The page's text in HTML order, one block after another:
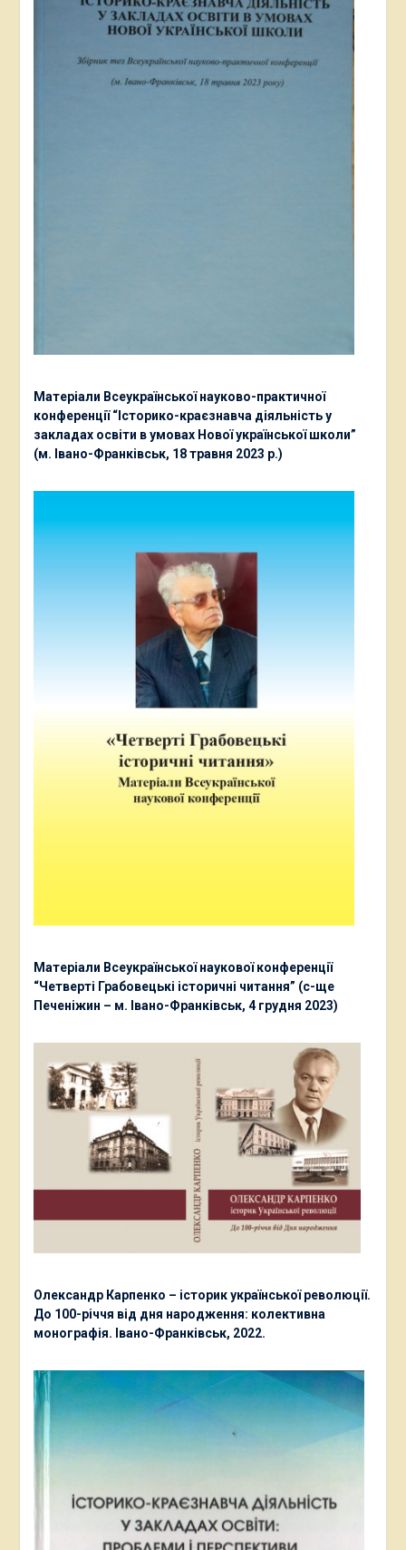
Матеріали Всеукраїнської науково-практичної
конференції “Історико-краєзнавча діяльність у
закладах освіти в умовах Нової української школи”
(м. Івано-Франківськ, 18 травня 2023 р.)
Матеріали Всеукраїнської наукової конференції
“Четверті Грабовецькі історичні читання” (с-ще
Печеніжин – м. Івано-Франківськ, 4 грудня 2023)
Олександр Карпенко – історик української революції.
До 100-річчя від дня народження: колективна
монографія. Івано-Франківськ, 2022.